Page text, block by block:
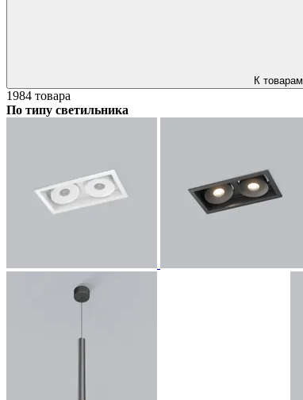
К товарам
1984 товара
По типу светильника